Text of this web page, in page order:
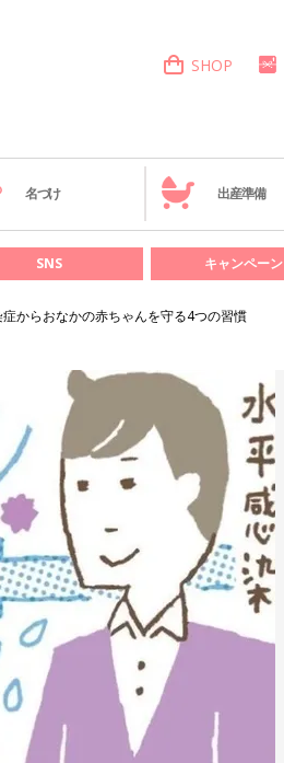
SHOP
名づけ 出産準備
SNS キャンペーン
からおなかの赤ちゃんを守る4つの習慣